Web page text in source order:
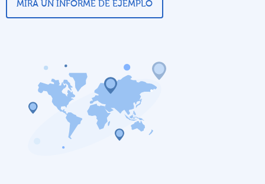
MIRA UN INFORME DE EJEMPLO